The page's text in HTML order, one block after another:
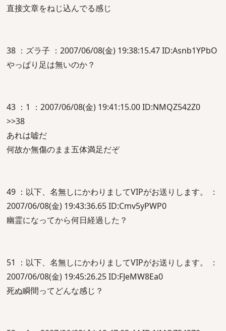
直接文章をねじ込んでる感じ
38 ：ズラ子 ：2007/06/08(金) 19:38:15.47 ID:Asnb1YPbO
やっぱり足は無いのか？
43 ：1 ：2007/06/08(金) 19:41:15.00 ID:NMQZ542Z0
>>38
あれは嘘だ
何故か無傷のまま五体満足だぞ
49 ：以下、名無しにかわりましてVIPがお送りします。 ：
2007/06/08(金) 19:43:36.65 ID:Cmv5yPWP0
幽霊になってから何日経過した？
51 ：以下、名無しにかわりましてVIPがお送りします。 ：
2007/06/08(金) 19:45:26.25 ID:FJeMW8Ea0
死ぬ瞬間ってどんな感じ？